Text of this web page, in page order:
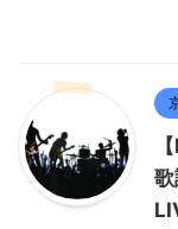
歌